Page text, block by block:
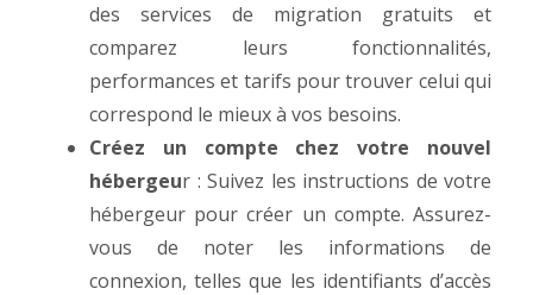
des services de migration gratuits et
comparez leurs fonctionnalités,
performances et tarifs pour trouver celui qui
correspond le mieux à vos besoins.
Créez un compte chez votre nouvel
hébergeur : Suivez les instructions de votre
hébergeur pour créer un compte. Assurez-
vous de noter les informations de
connexion, telles que les identifiants d’accès